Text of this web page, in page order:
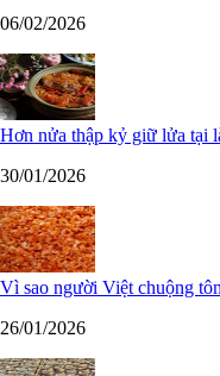
06/02/2026
Hơn nửa thập kỷ giữ lửa tại
30/01/2026
Vì sao người Việt chuộng
26/01/2026